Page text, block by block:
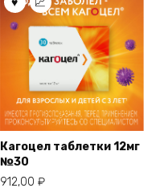
Кагоцел таблетки 12мг
№30
912,00 ₽